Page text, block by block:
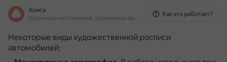
Алиса
На основе источников, возможны неточности
Как это работает?
Некоторые виды художественной росписи
автомобилей: